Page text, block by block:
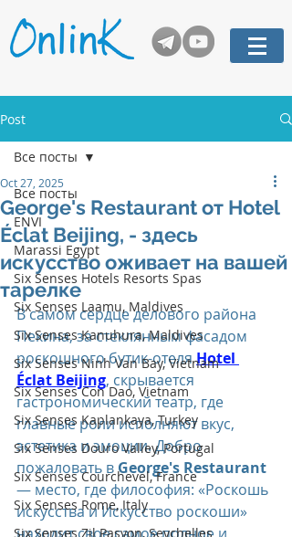
Post
Все посты
ENVI
Marassi Egypt
Six Senses Hotels Resorts Spas
Six Senses Laamu, Maldives
Six Senses Kanuhura, Maldives
Six Senses Ninh Van Bay, Vietnam
Six Senses Con Dao, Vietnam
Six Senses Kaplankaya, Turkey
Six Senses Douro Valley, Portugal
Six Senses Courchevel, France
Six Senses Rome, Italy
Six Senses Zil Pasyon, Seychelles
Все посты
George's Restaurant от Hotel
Éclat Beijing, - здесь
искусство оживает на вашей
тарелке
Oct 27, 2025
В самом сердце делового района
Пекина, за стеклянным фасадом
роскошного бутик-отеля Hotel
Éclat Beijing, скрывается
гастрономический театр, где
главные роли исполняют вкус,
эстетика и эмоции. Добро
пожаловать в George's Restaurant
— место, где философия: «Роскошь
искусства и Искусство роскоши»